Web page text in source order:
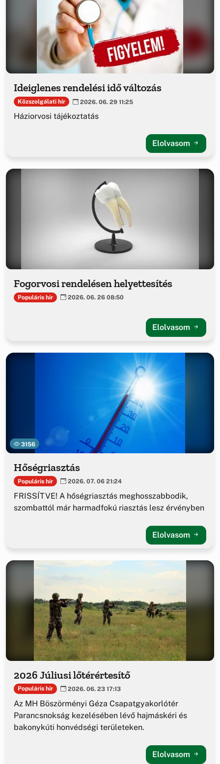
Ideiglenes rendelési idő változás
Közszolgálati hír 2026. 06. 29 11:25
Háziorvosi tájékoztatás
Elolvasom
Fogorvosi rendelésen helyettesítés
Populáris hír 2026. 06. 26 08:50
Elolvasom
3156
Hőségriasztás
Populáris hír 2026. 07. 06 21:24
FRISSÍTVE! A hőségriasztás meghosszabbodik,
szombattól már harmadfokú riasztás lesz érvényben
Elolvasom
2026 Júliusi lőtérértesítő
Populáris hír 2026. 06. 23 17:13
Az MH Böszörményi Géza Csapatgyakorlótér
Parancsnokság kezelésében lévő hajmáskéri és
bakonykúti honvédségi területeken.
Elolvasom